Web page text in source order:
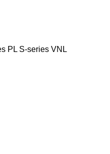
PL S-series VNL